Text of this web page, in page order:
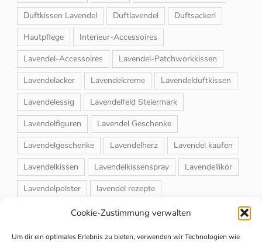
Cookie-Zustimmung verwalten
Um dir ein optimales Erlebnis zu bieten, verwenden wir Technologien wie
Duftkissen Lavendel
Duftlavendel
Duftsackerl
Hautpflege
Interieur-Accessoires
Lavendel-Accessoires
Lavendel-Patchworkkissen
Lavendelacker
Lavendelcreme
Lavendelduftkissen
Lavendelessig
Lavendelfeld Steiermark
Lavendelfiguren
Lavendel Geschenke
Lavendelgeschenke
Lavendelherz
Lavendel kaufen
Lavendelkissen
Lavendelkissenspray
Lavendellikör
Lavendelpolster
lavendel rezepte
Lavendelrosmarin Creme
Lavendelsackerl
Lavendelsirup
Lavendelstrauß
Lavendeltee